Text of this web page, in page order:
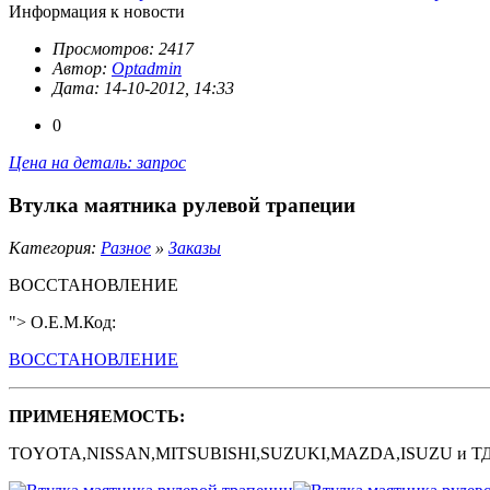
Информация к новости
Просмотров: 2417
Автор: Optadmin
Дата: 14-10-2012, 14:33
0
Цена на деталь: запрос
Bтулка маятника рулевой трапеции
Категория: Разное » Заказы
ВОССТАНОВЛЕНИЕ
"> O.E.M.Код:
ВОССТАНОВЛЕНИЕ
ПРИМЕНЯЕМОСТЬ:
TOYOTA,NISSAN,MITSUBISHI,SUZUKI,MAZDA,ISUZU и